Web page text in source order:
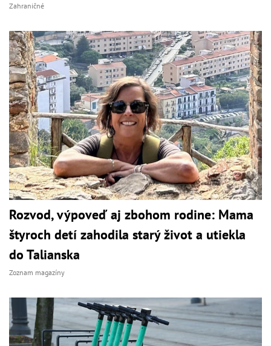
Zahraničné
Rozvod, výpoveď aj zbohom rodine: Mama
štyroch detí zahodila starý život a utiekla
do Talianska
Zoznam magazíny